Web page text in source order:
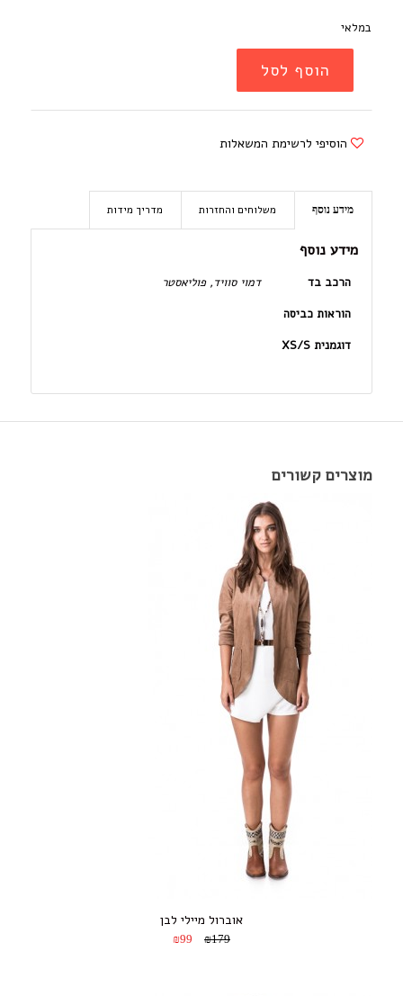
במלאי
הוסף לסל
הוסיפי לרשימת המשאלות
מידע נוסף משלוחים והחזרות מדריך מידות
מידע נוסף
הרכב בד
דמוי סוויד, פוליאסטר
הוראות כביסה
דוגמנית XS/S
מוצרים קשורים
אוברול מיילי לבן
₪179
₪99